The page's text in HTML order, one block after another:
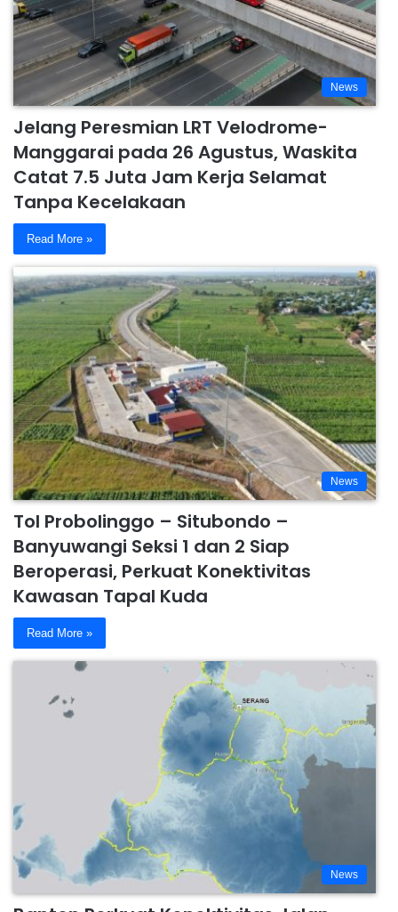
News
Jelang Peresmian LRT Velodrome-
Manggarai pada 26 Agustus, Waskita
Catat 7.5 Juta Jam Kerja Selamat
Tanpa Kecelakaan
Read More »
News
Tol Probolinggo – Situbondo –
Banyuwangi Seksi 1 dan 2 Siap
Beroperasi, Perkuat Konektivitas
Kawasan Tapal Kuda
Read More »
News